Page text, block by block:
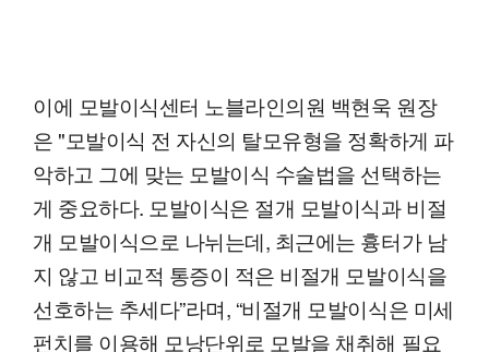
이에 모발이식센터 노블라인의원 백현욱 원장
은 "모발이식 전 자신의 탈모유형을 정확하게 파
악하고 그에 맞는 모발이식 수술법을 선택하는
게 중요하다. 모발이식은 절개 모발이식과 비절
개 모발이식으로 나뉘는데, 최근에는 흉터가 남
지 않고 비교적 통증이 적은 비절개 모발이식을
선호하는 추세다”라며, “비절개 모발이식은 미세
펀치를 이용해 모낭단위로 모발을 채취해 필요